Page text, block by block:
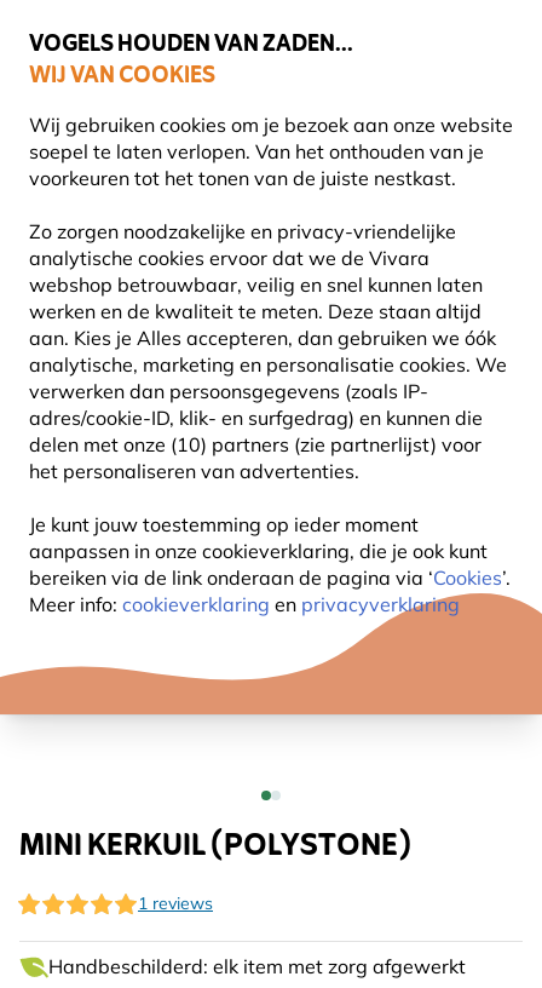
VOGELS HOUDEN VAN ZADEN...
WIJ VAN COOKIES
Wij gebruiken cookies om je bezoek aan onze website
soepel te laten verlopen. Van het onthouden van je
voorkeuren tot het tonen van de juiste nestkast.
Zo zorgen noodzakelijke en privacy-vriendelijke
analytische cookies ervoor dat we de Vivara
webshop betrouwbaar, veilig en snel kunnen laten
werken en de kwaliteit te meten. Deze staan altijd
aan. Kies je Alles accepteren, dan gebruiken we óók
analytische, marketing en personalisatie cookies. We
verwerken dan persoonsgegevens (zoals IP-
adres/cookie-ID, klik- en surfgedrag) en kunnen die
delen met onze (10) partners (zie partnerlijst) voor
het personaliseren van advertenties.
Je kunt jouw toestemming op ieder moment
aanpassen in onze cookieverklaring, die je ook kunt
bereiken via de link onderaan de pagina via ‘Cookies’.
Meer info: cookieverklaring en privacyverklaring
Gratis thuisbezorgd vanaf €49
60% KORTING
MINI KERKUIL (POLYSTONE)
1 reviews
Handbeschilderd: elk item met zorg afgewerkt